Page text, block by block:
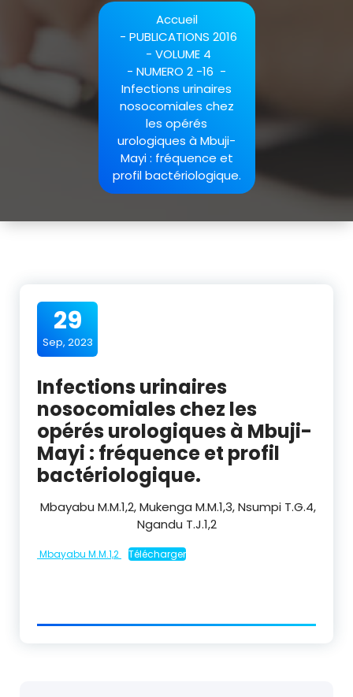
Accueil
- PUBLICATIONS 2016
- VOLUME 4
- NUMERO 2 -16 -
Infections urinaires
nosocomiales chez
les opérés
urologiques à Mbuji-
Mayi : fréquence et
profil bactériologique.
29
Sep, 2023
Infections urinaires
nosocomiales chez les
opérés urologiques à Mbuji-
Mayi : fréquence et profil
bactériologique.
Mbayabu M.M.1,2, Mukenga M.M.1,3, Nsumpi T.G.4,
Ngandu T.J.1,2
Mbayabu M.M.1,2 Télécharger